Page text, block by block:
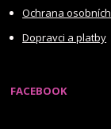
Ochrana
Dopravci a platby
FACEBOOK